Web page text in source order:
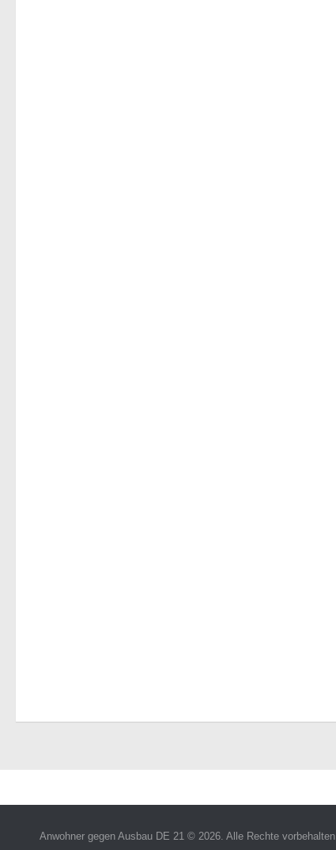
Anwohner gegen Ausbau DE 21 © 2026. Alle Rechte vorbehalten.